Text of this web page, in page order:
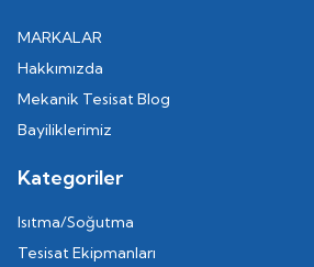
MARKALAR
Hakkımızda
Mekanik Tesisat Blog
Bayiliklerimiz
Kategoriler
Isıtma/Soğutma
Tesisat Ekipmanları